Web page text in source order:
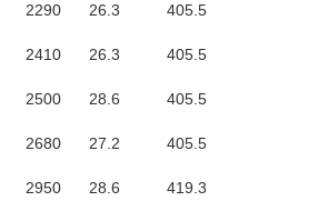
2290 26.3
405.5
2410 26.3
405.5
2500 28.6
405.5
2680 27.2
405.5
2950 28.6
419.3